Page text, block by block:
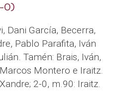
0)
Dani García, Becerra,
Pablo Parafita, Iván
Tamén: Brais, Iván,
Montero e Iraitz.
2-0, m.90: Iraitz.